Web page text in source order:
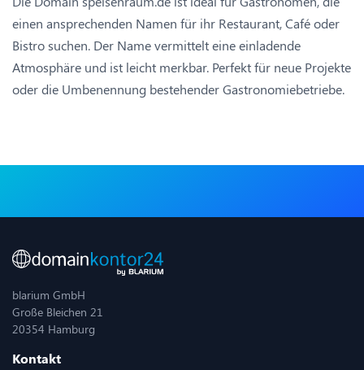
einen ansprechenden Namen für ihr Restaurant, Café oder
Bistro suchen. Der Name vermittelt eine einladende
Atmosphäre und ist leicht merkbar. Perfekt für neue Projekte
oder die Umbenennung bestehender Gastronomiebetriebe.
blarium GmbH
Große Bleichen 21
20354 Hamburg
Kontakt